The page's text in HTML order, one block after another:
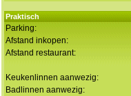
Praktisch
Parking:
Afstand inkopen:
Afstand restaurant:
Keukenlinnen aanwezig:
Badlinnen aanwezig: